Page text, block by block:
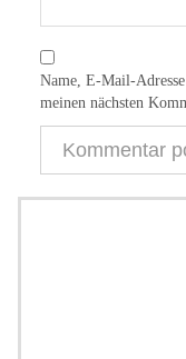
Name, E-Mail-
meinen nächsten